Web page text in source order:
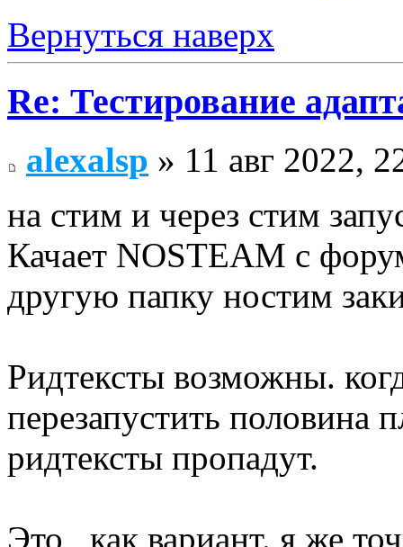
Вернуться наверх
Re: Тестирование
alexalsp » 11 авг 2022,
на стим и через стим
Качает NOSTEAM с
другую папку ностим
Ридтексты возможны.
перезапустить половина
ридтексты пропадут.
Это , как вариант. я же